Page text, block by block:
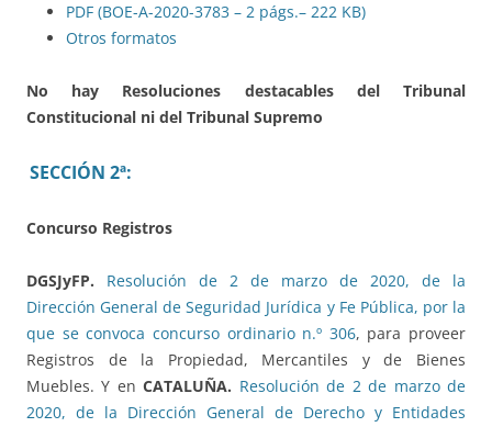
PDF (BOE-A-2020-3783 – 2 págs.– 222 KB)
Otros formatos
No hay Resoluciones destacables del Tribunal
Constitucional ni del Tribunal Supremo
SECCIÓN 2ª:
Concurso Registros
DGSJyFP.
Resolución de 2 de marzo de 2020, de la
Dirección General de Seguridad Jurídica y Fe Pública, por la
que se convoca concurso ordinario n.º 306, para proveer
Registros de la Propiedad, Mercantiles y de Bienes
Muebles. Y enCATALUÑA. Resolución de 2 de marzo de
2020, de la Dirección General de Derecho y Entidades